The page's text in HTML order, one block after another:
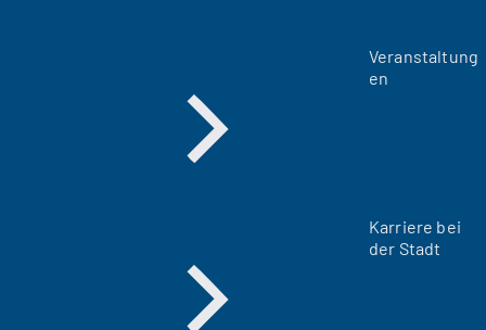
Veranstaltung
en
Karriere bei
der Stadt